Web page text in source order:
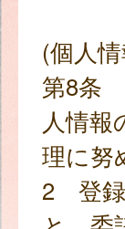
(個人
第8条
人情報
理に努
2 登録